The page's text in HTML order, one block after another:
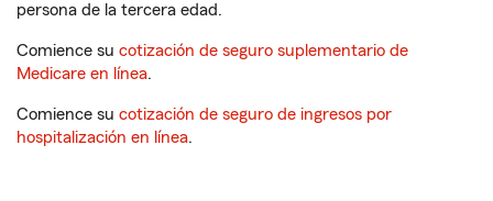
persona de la tercera edad.
Comience su cotización de seguro suplementario de
Medicare en línea.
Comience su cotización de seguro de ingresos por
hospitalización en línea.